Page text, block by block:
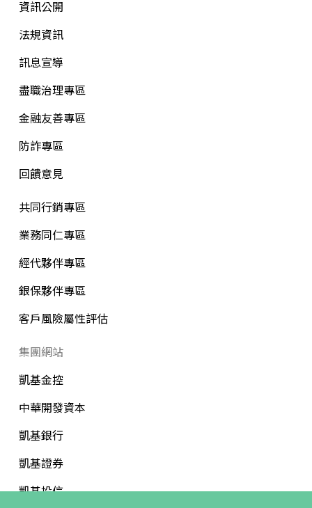
資訊公開
法規資訊
訊息宣導
盡職治理專區
金融友善專區
防詐專區
回饋意見
共同行銷專區
業務同仁專區
經代夥伴專區
銀保夥伴專區
客戶風險屬性評估
集團網站
凱基金控
中華開發資本
凱基銀行
凱基證券
凱基投信